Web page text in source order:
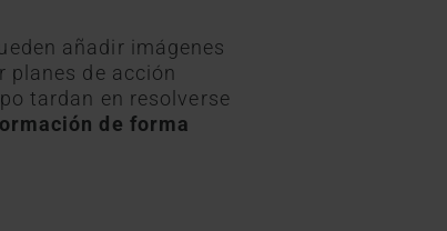
añadir imágenes
planes de acción
tardan en resolverse
de forma